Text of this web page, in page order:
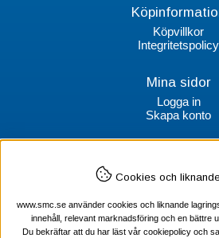
Köpvillkor
Integritetspolicy
Mina sidor
Logga in
Skapa konto
SMC Stockholms
100 64
Tel Verktyg: 08-578
Cookies och
www.smc.se använder cookies och liknande
innehåll, relevant marknadsföring och en bättre
Du bekräftar att du har läst vår cookiepolicy och